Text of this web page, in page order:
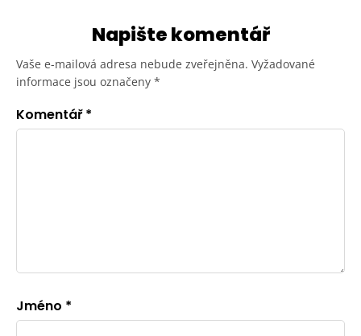
Napište komentář
Vaše e-mailová adresa nebude zveřejněna. Vyžadované
informace jsou označeny *
Komentář*
Jméno *